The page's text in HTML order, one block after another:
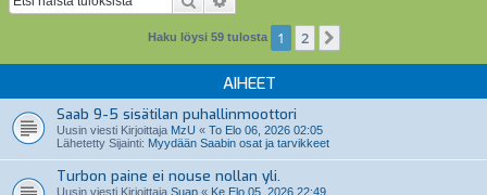
Haku löysi 59 tulosta 1 2
AIHEET
Saab 9-5 sisätilan puhallinmoottori
Uusin viesti Kirjoittaja MzU « To Elo 06, 2026 02:05
Lähetetty Sijainti: Myydään Saabin osat ja tarvikkeet
Turbon paine ei nouse nollan yli.
Uusin viesti Kirjoittaja Suap « Ke Elo 05, 2026 22:49